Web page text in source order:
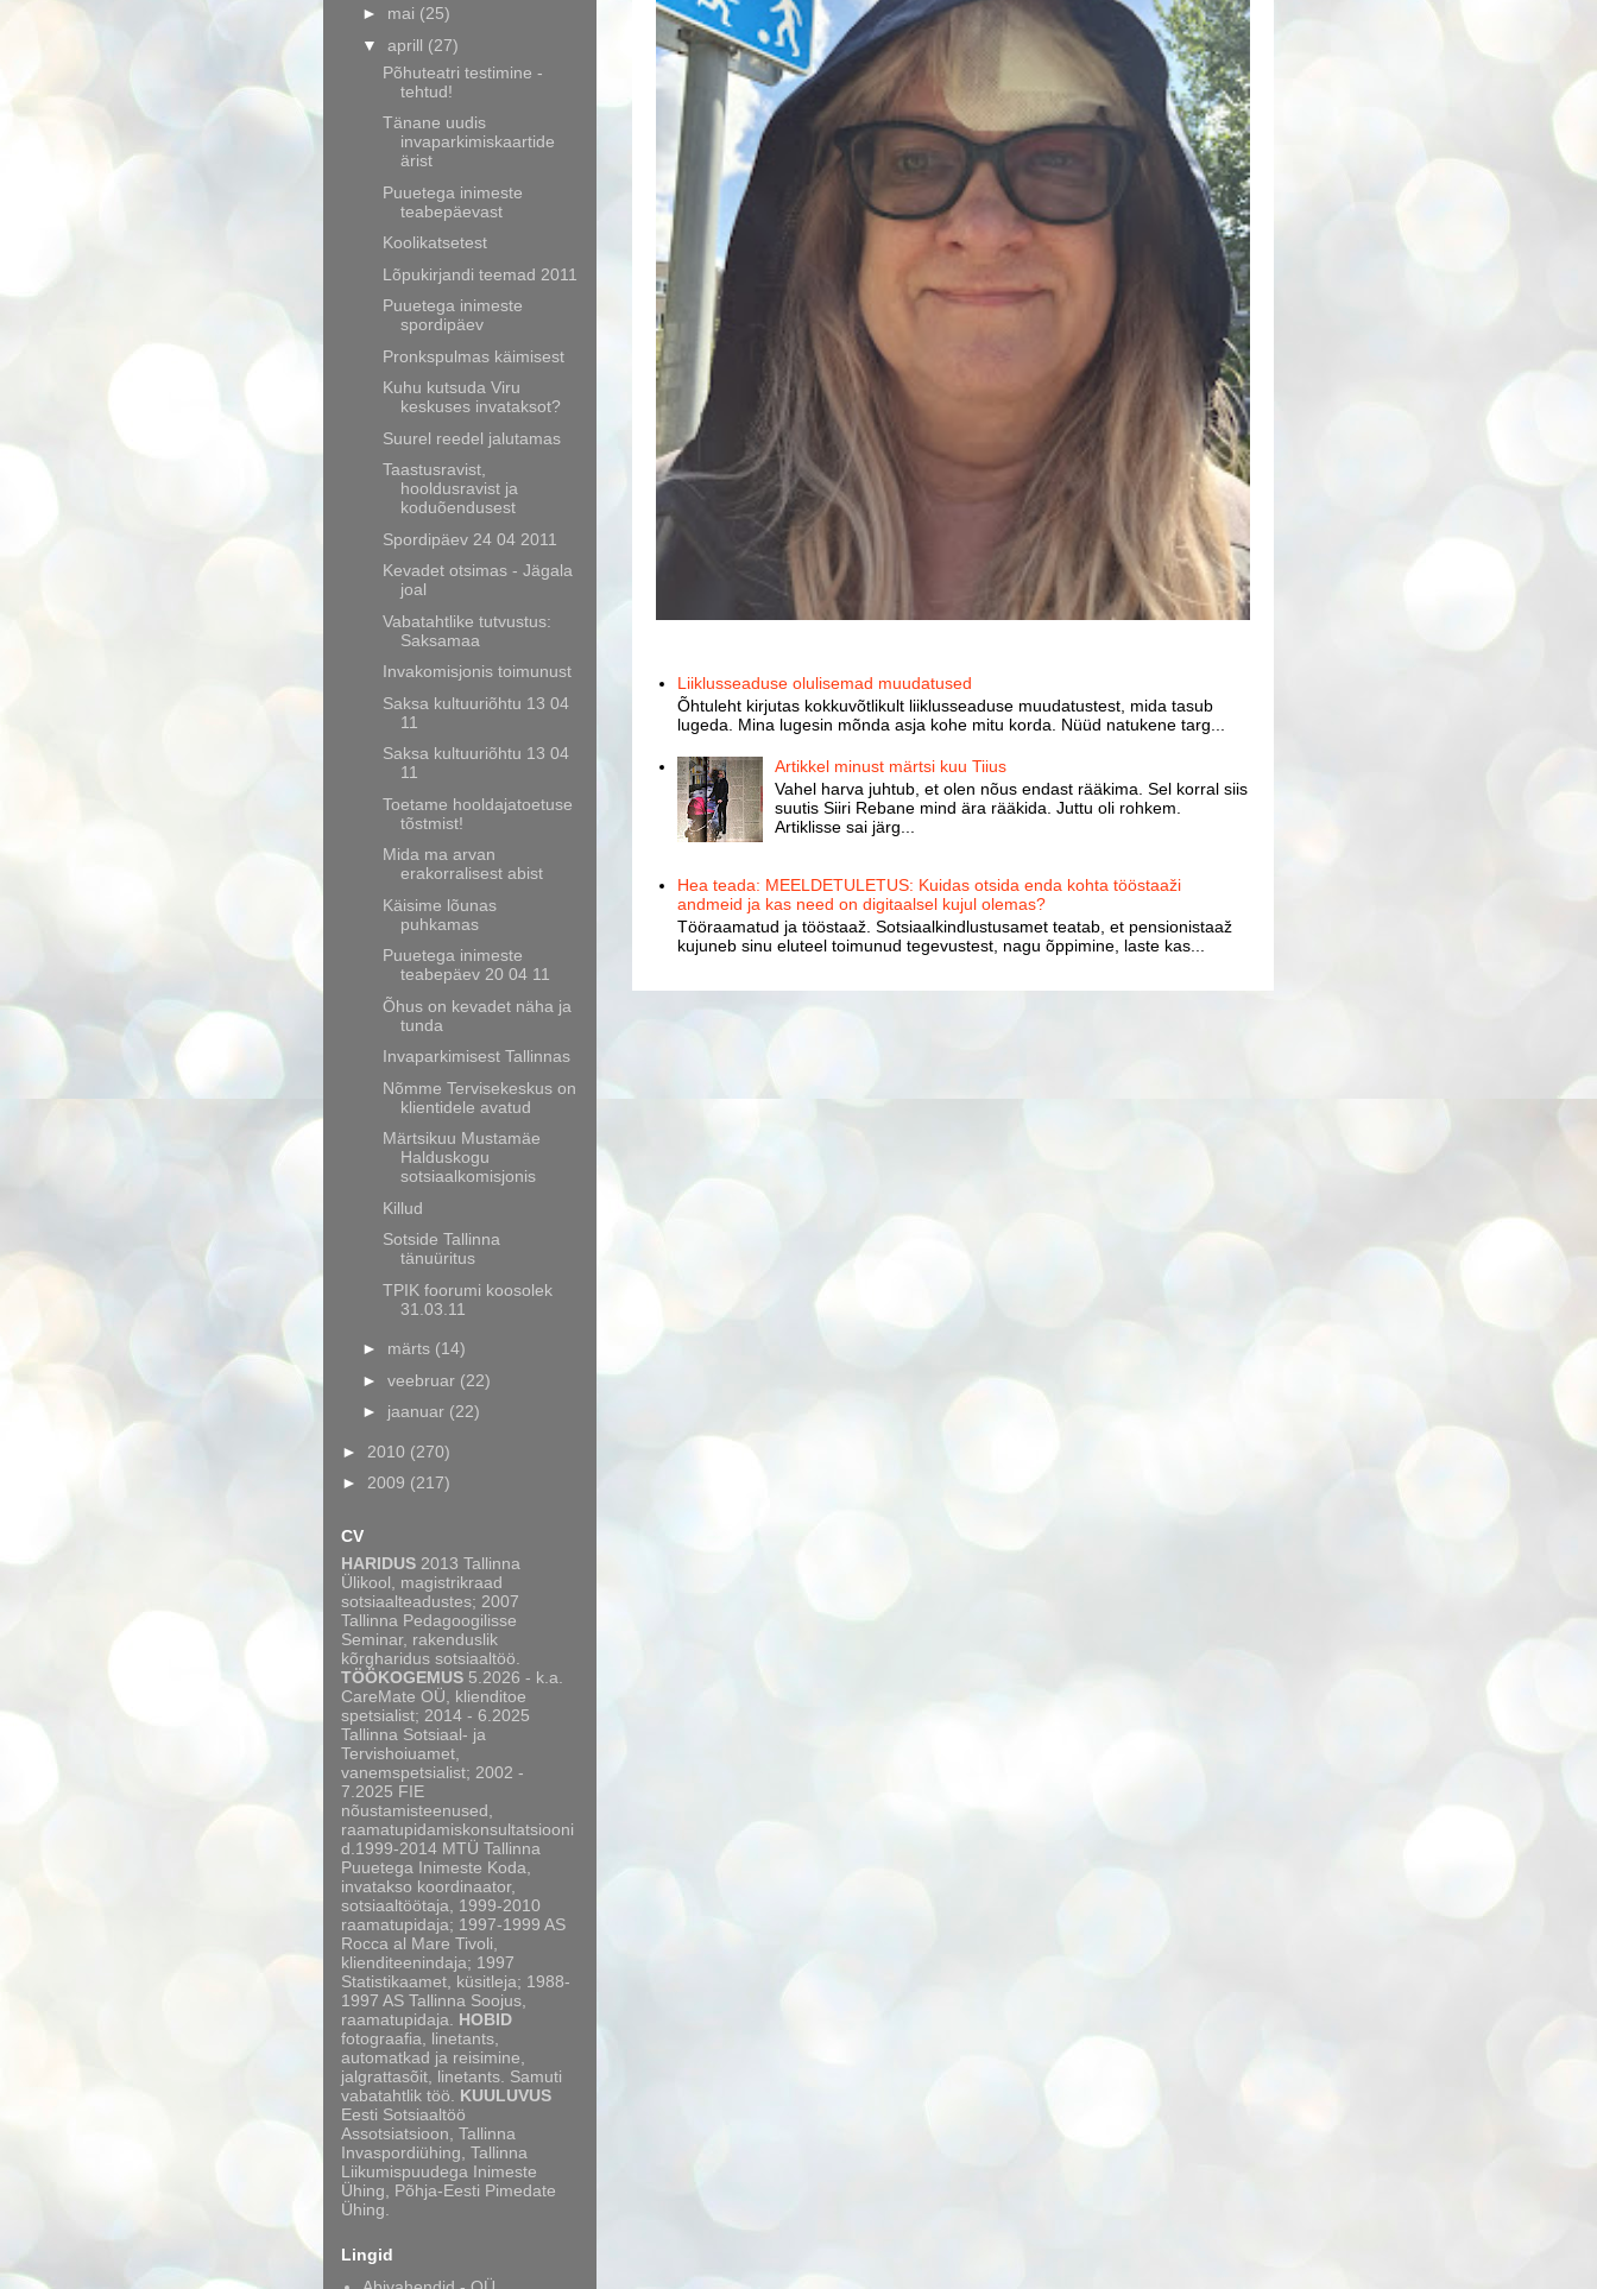
Liiklusseaduse olulisemad muudatused
Õhtuleht kirjutas kokkuvõtlikult liiklusseaduse muudatustest, mida tasub
lugeda. Mina lugesin mõnda asja kohe mitu korda. Nüüd natukene targ...
Artikkel minust märtsi kuu Tiius
Vahel harva juhtub, et olen nõus endast rääkima. Sel korral siis
suutis Siiri Rebane mind ära rääkida. Juttu oli rohkem.
Artiklisse sai järg...
Hea teada: MEELDETULETUS: Kuidas otsida enda kohta tööstaaži
andmeid ja kas need on digitaalsel kujul olemas?
Tööraamatud ja tööstaaž. Sotsiaalkindlustusamet teatab, et pensionistaaž
kujuneb sinu eluteel toimunud tegevustest, nagu õppimine, laste kas...
► mai (25)
▼ aprill (27)
Põhuteatri testimine -
tehtud!
Tänane uudis
invaparkimiskaartide
ärist
Puuetega inimeste
teabepäevast
Koolikatsetest
Lõpukirjandi teemad 2011
Puuetega inimeste
spordipäev
Pronkspulmas käimisest
Kuhu kutsuda Viru
keskuses invataksot?
Suurel reedel jalutamas
Taastusravist,
hooldusravist ja
koduõendusest
Spordipäev 24 04 2011
Kevadet otsimas - Jägala
joal
Vabatahtlike tutvustus:
Saksamaa
Invakomisjonis toimunust
Saksa kultuuriõhtu 13 04
11
Saksa kultuuriõhtu 13 04
11
Toetame hooldajatoetuse
tõstmist!
Mida ma arvan
erakorralisest abist
Käisime lõunas
puhkamas
Puuetega inimeste
teabepäev 20 04 11
Õhus on kevadet näha ja
tunda
Invaparkimisest Tallinnas
Nõmme Tervisekeskus on
klientidele avatud
Märtsikuu Mustamäe
Halduskogu
sotsiaalkomisjonis
Killud
Sotside Tallinna
tänuüritus
TPIK foorumi koosolek
31.03.11
► märts (14)
► veebruar (22)
► jaanuar (22)
► 2010 (270)
► 2009 (217)
CV
HARIDUS 2013 Tallinna
Ülikool, magistrikraad
sotsiaalteadustes; 2007
Tallinna Pedagoogilisse
Seminar, rakenduslik
kõrgharidus sotsiaaltöö.
TÖÖKOGEMUS 5.2026 - k.a.
CareMate OÜ, klienditoe
spetsialist; 2014 - 6.2025
Tallinna Sotsiaal- ja
Tervishoiuamet,
vanemspetsialist; 2002 -
7.2025 FIE
nõustamisteenused,
raamatupidamiskonsultatsiooni
d.1999-2014 MTÜ Tallinna
Puuetega Inimeste Koda,
invatakso koordinaator,
sotsiaaltöötaja, 1999-2010
raamatupidaja; 1997-1999 AS
Rocca al Mare Tivoli,
klienditeenindaja; 1997
Statistikaamet, küsitleja; 1988-
1997 AS Tallinna Soojus,
raamatupidaja. HOBID
fotograafia, linetants,
automatkad ja reisimine,
jalgrattasõit, linetants. Samuti
vabatahtlik töö. KUULUVUS
Eesti Sotsiaaltöö
Assotsiatsioon, Tallinna
Invaspordiühing, Tallinna
Liikumispuudega Inimeste
Ühing, Põhja-Eesti Pimedate
Ühing.
Lingid